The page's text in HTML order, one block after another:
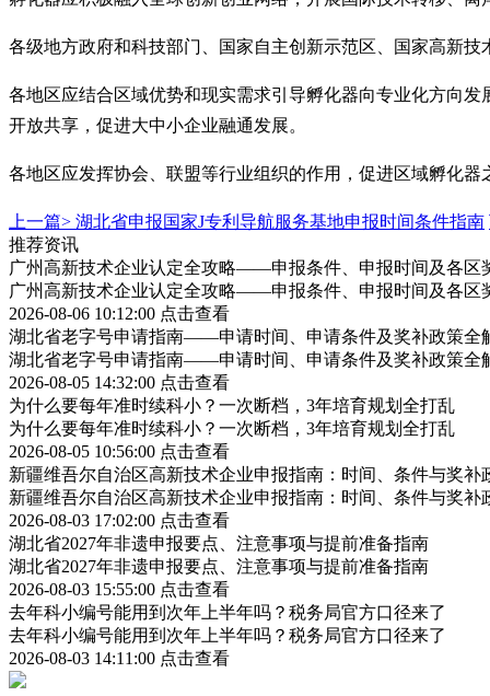
各级地方政府和科技部门、国家自主创新示范区、国家高新
各地区应结合区域优势和现实需求引导孵化器向专业化方向
开放共享，促进大中小企业融通发展。
各地区应发挥协会、联盟等行业组织的作用，促进区域孵化器
上一篇> 湖北省申报国家J专利导航服务基地申报时间条件指南
推荐资讯
广州高新技术企业认定全攻略——申报条件、申报时间及各区
广州高新技术企业认定全攻略——申报条件、申报时间及各区
2026-08-06 10:12:00 点击查看
湖北省老字号申请指南——申请时间、申请条件及奖补政策全
湖北省老字号申请指南——申请时间、申请条件及奖补政策全
2026-08-05 14:32:00 点击查看
为什么要每年准时续科小？一次断档，3年培育规划全打乱
为什么要每年准时续科小？一次断档，3年培育规划全打乱
2026-08-05 10:56:00 点击查看
新疆维吾尔自治区高新技术企业申报指南：时间、条件与奖补
新疆维吾尔自治区高新技术企业申报指南：时间、条件与奖补
2026-08-03 17:02:00 点击查看
湖北省2027年非遗申报要点、注意事项与提前准备指南
湖北省2027年非遗申报要点、注意事项与提前准备指南
2026-08-03 15:55:00 点击查看
去年科小编号能用到次年上半年吗？税务局官方口径来了
去年科小编号能用到次年上半年吗？税务局官方口径来了
2026-08-03 14:11:00 点击查看